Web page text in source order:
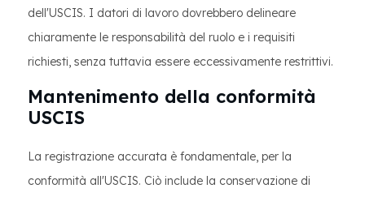
dell'USCIS. I datori di lavoro dovrebbero delineare
chiaramente le responsabilità del ruolo e i requisiti
richiesti, senza tuttavia essere eccessivamente restrittivi.
Mantenimento della conformità
USCIS
La registrazione accurata è fondamentale, per la
conformità all'USCIS. Ciò include la conservazione di